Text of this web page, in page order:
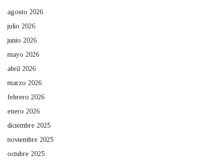
agosto 2026
julio 2026
junio 2026
mayo 2026
abril 2026
marzo 2026
febrero 2026
enero 2026
diciembre 2025
noviembre 2025
octubre 2025